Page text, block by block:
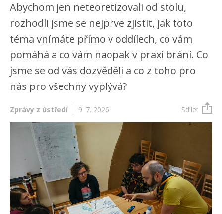
Abychom jen neteoretizovali od stolu,
rozhodli jsme se nejprve zjistit, jak toto
téma vnímáte přímo v oddílech, co vám
pomáhá a co vám naopak v praxi brání. Co
jsme se od vás dozvěděli a co z toho pro
nás pro všechny vyplývá?
Zprávy z ústředí 9. 7. 2026 Sdílet